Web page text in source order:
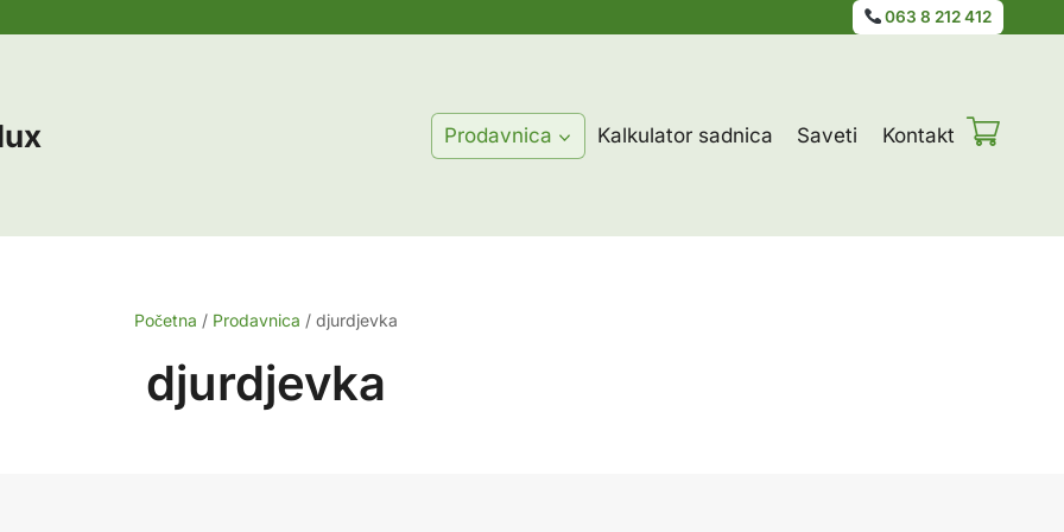
063 8 212 412
Prodavnica Kalkulator sadnica Saveti Kontakt
Početna / Prodavnica / djurdjevka
djurdjevka